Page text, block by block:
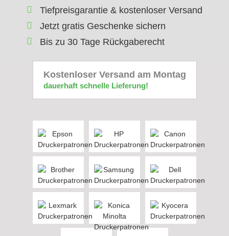
Tiefpreisgarantie & kostenloser Versand
Jetzt gratis Geschenke sichern
Bis zu 30 Tage Rückgaberecht
Kostenloser Versand am Montag
dauerhaft schnelle Lieferung!